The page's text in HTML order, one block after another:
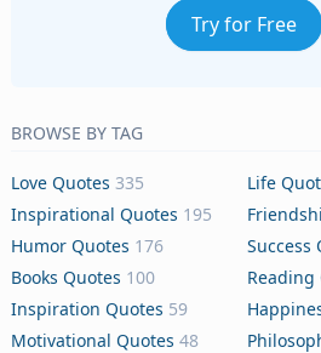
Try for Free
BROWSE BY TAG
Love Quotes 335 Life
Inspirational Quotes 195
Humor Quotes 176 Success
Books Quotes 100 Reading
Inspiration Quotes 59
Motivational Quotes 48